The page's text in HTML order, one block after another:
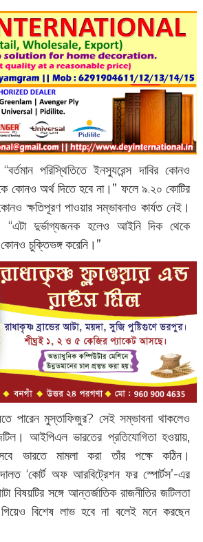
পরিস্থিতিতে ইনস্যুরেন্স দাবির কোনও
কোনও অর্থ দিতে হবে না।” ফলে ৯.২০ কোটির
ক্ষতিপূরণ পাওয়ার সম্ভাবনাও কার্যত নেই।
“এটা দুর্ভাগ্যজনক হলেও আইনি দিক থেকে
চুক্তিভঙ্গ করেনি।”
পারেন মুস্তাফিজুর? সেই সম্ভাবনা থাকলেও
আইপিএল ভারতের প্রতিযোগিতা হওয়ায়,
ভারতে মামলা করা তাঁর পক্ষে কঠিন।
‘কোর্ট অফ আরবিট্রেশন ফর স্পোর্টস’-এর
বিষয়টির সঙ্গে আন্তর্জাতিক রাজনীতির জটিলতা
বিশেষ লাভ হবে না বলেই মনে করছেন